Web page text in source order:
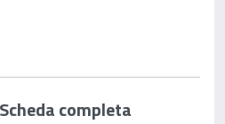
Scheda completa